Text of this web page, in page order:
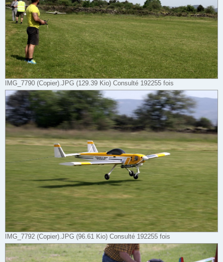
IMG_7790 (Copier).JPG (129.39 Kio) Consulté 192255 fois
IMG_7792 (Copier).JPG (96.61 Kio) Consulté 192255 fois